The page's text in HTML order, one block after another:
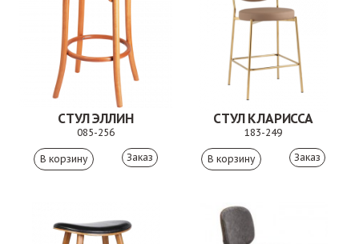
СТУЛ ЭЛЛИН
085-256
Заказ
СТУЛ КЛАРИССА
183-249
Заказ